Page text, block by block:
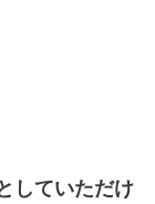
していただけ